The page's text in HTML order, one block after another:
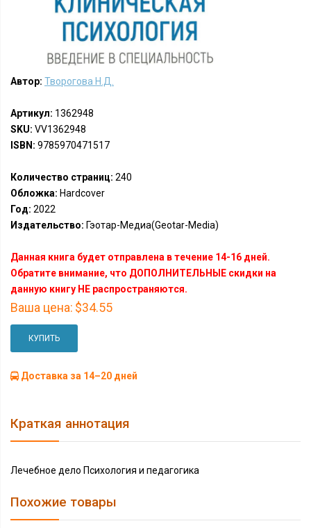
Автор: Творогова Н.Д.
Артикул: 1362948
SKU: VV1362948
ISBN: 9785970471517
Количество страниц: 240
Обложка: Hardcover
Год: 2022
Издательство: Гэотар-Медиа(Geotar-Media)
Данная книга будет отправлена в течение 14-16 дней.
Обратите внимание, что ДОПОЛНИТЕЛЬНЫЕ скидки на
данную книгу НЕ распространяются.
Ваша цена: $34.55
КУПИТЬ
Доставка за 14–20 дней
Краткая аннотация
Лечебное дело Психология и педагогика
Похожие товары